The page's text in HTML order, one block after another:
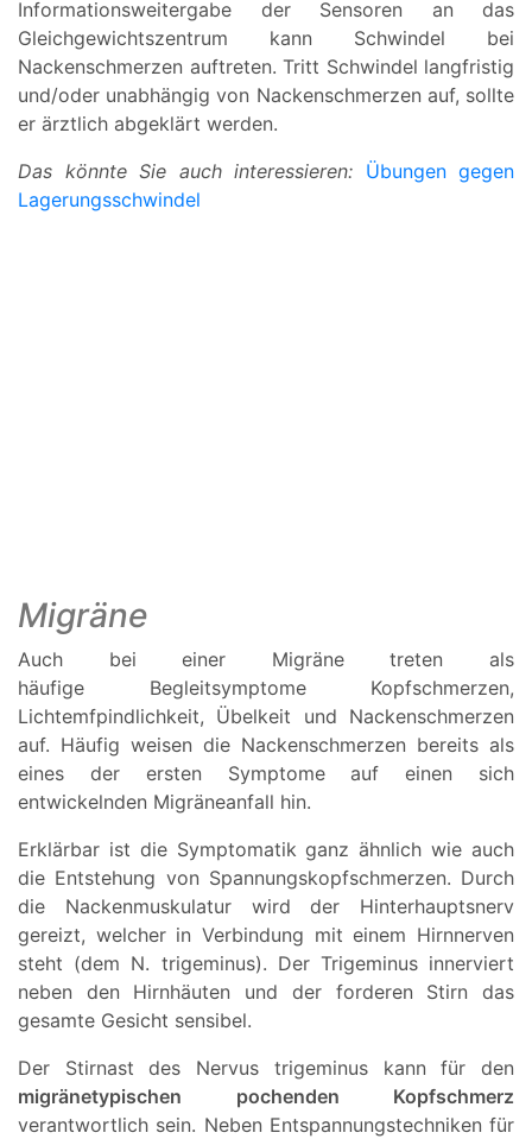
Informationsweitergabe der Sensoren an das
Gleichgewichtszentrum kann Schwindel bei
Nackenschmerzen auftreten. Tritt Schwindel langfristig
und/oder unabhängig von Nackenschmerzen auf, sollte
er ärztlich abgeklärt werden.
Das könnte Sie auch interessieren: Übungen gegen
Lagerungsschwindel
Migräne
Auch bei einer Migräne treten als
häufige Begleitsymptome Kopfschmerzen,
Lichtemfpindlichkeit, Übelkeit und Nackenschmerzen
auf. Häufig weisen die Nackenschmerzen bereits als
eines der ersten Symptome auf einen sich
entwickelnden Migräneanfall hin.
Erklärbar ist die Symptomatik ganz ähnlich wie auch
die Entstehung von Spannungskopfschmerzen. Durch
die Nackenmuskulatur wird der Hinterhauptsnerv
gereizt, welcher in Verbindung mit einem Hirnnerven
steht (dem N. trigeminus). Der Trigeminus innerviert
neben den Hirnhäuten und der forderen Stirn das
gesamte Gesicht sensibel.
Der Stirnast des Nervus trigeminus kann für den
migränetypischen pochenden Kopfschmerz
verantwortlich sein. Neben Entspannungstechniken für